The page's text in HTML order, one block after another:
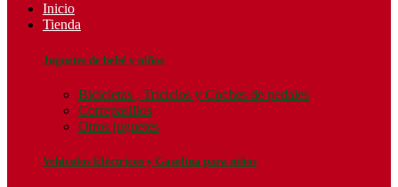
Inicio
Tienda
Juguetes de bebé y niños
Bicicletas , Triciclos y Coches de pedales
Correpasillos
Otros juguetes
Vehículos Eléctricos y Gasolina para niños